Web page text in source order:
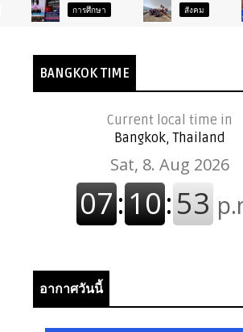
การศึกษา การเมือง
BANGKOK TIME
Current local time in
Bangkok, Thailand
อากาศวันนี้